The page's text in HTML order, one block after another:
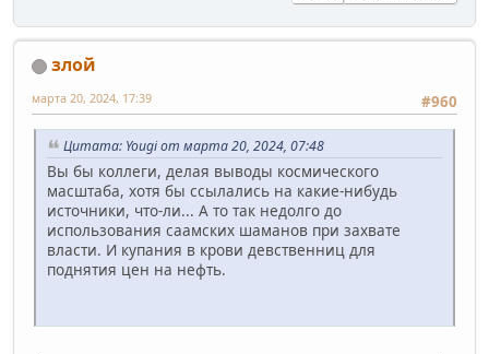
злой
#960
марта 20, 2024, 17:39
Цитата: Yougi от марта 20, 2024, 07:48
Вы бы коллеги, делая выводы космического
масштаба, хотя бы ссылались на какие-нибудь
источники, что-ли... А то так недолго до
использования саамских шаманов при захвате
власти. И купания в крови девственниц для
поднятия цен на нефть.